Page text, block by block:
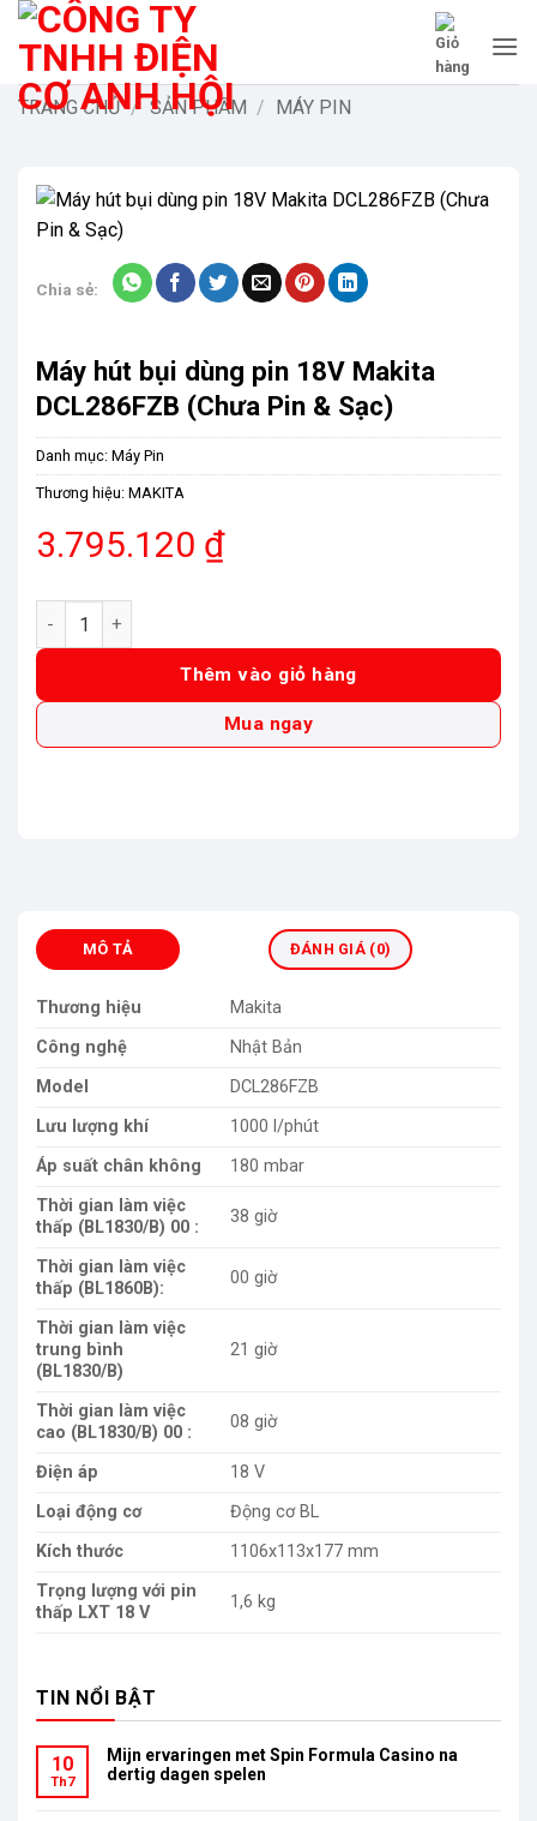
Bỏ
qua
dungTRANG CHỦ / SẢN PHẨM / MÁY PIN
Chia sẻ:
Máy hút bụi dùng pin 18V Makita
DCL286FZB (Chưa Pin & Sạc)
Danh mục: Máy Pin
Thương hiệu: MAKITA
3.795.120 ₫
Máy hút bụi dùng pin 18V Makita DCL286FZB (Chưa Pin &
Thêm vào giỏ hàng
Mua ngay
MÔ TẢ ĐÁNH GIÁ (0)
Thương hiệu
Makita
Công nghệ
Nhật Bản
Model
DCL286FZB
Lưu lượng khí
1000 l/phút
Áp suất chân không
180 mbar
Thời gian làm việc
thấp (BL1830/B) 00 :
38 giờ
Thời gian làm việc
thấp (BL1860B):
00 giờ
Thời gian làm việc
trung bình
(BL1830/B)
21 giờ
Thời gian làm việc
cao (BL1830/B) 00 :
08 giờ
Điện áp
18 V
Loại động cơ
Động cơ BL
Kích thước
1106x113x177 mm
Trọng lượng với pin
thấp LXT 18 V
1,6 kg
TIN NỔI BẬT
10
Th7
Mijn ervaringen met Spin Formula Casino na
dertig dagen spelen